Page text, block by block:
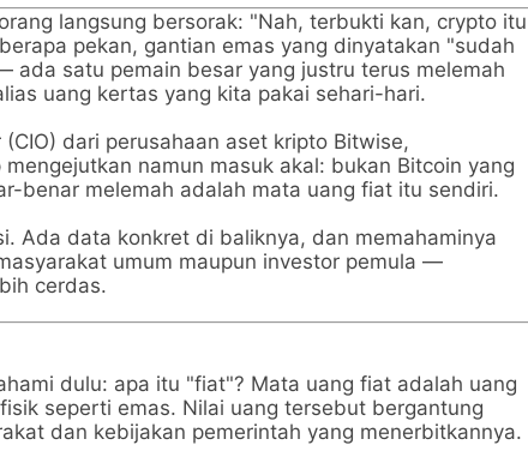
langsung bersorak: "Nah, terbukti kan, crypto itu
pekan, gantian emas yang dinyatakan "sudah
ada satu pemain besar yang justru terus melemah
uang kertas yang kita pakai sehari-hari.
dari perusahaan aset kripto Bitwise,
namun masuk akal: bukan Bitcoin yang
benar melemah adalah mata uang fiat itu sendiri.
Ada data konkret di baliknya, dan memahaminya
umum maupun investor pemula —
cerdas.
dulu: apa itu "fiat"? Mata uang fiat adalah uang
seperti emas. Nilai uang tersebut bergantung
dan kebijakan pemerintah yang menerbitkannya.